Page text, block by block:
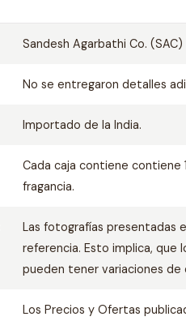
Sandesh Agarbathi Co. (SAC)
No se entregaron detalles
Importado de la India.
Cada caja contiene contiene
fragancia.
Las fotografías presentadas
referencia. Esto implica, que
pueden tener variaciones de
Los Precios y Ofertas